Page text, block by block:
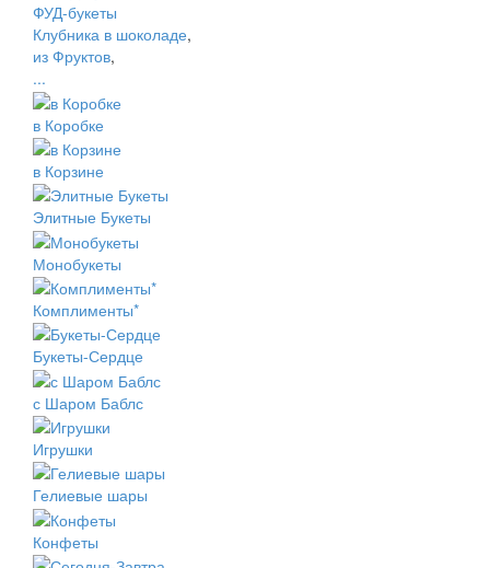
ФУД-букеты
Клубника в шоколаде,
из Фруктов,
...
в Коробке
в Корзине
Элитные Букеты
Монобукеты
Комплименты*
Букеты-Сердце
с Шаром Баблс
Игрушки
Гелиевые шары
Конфеты